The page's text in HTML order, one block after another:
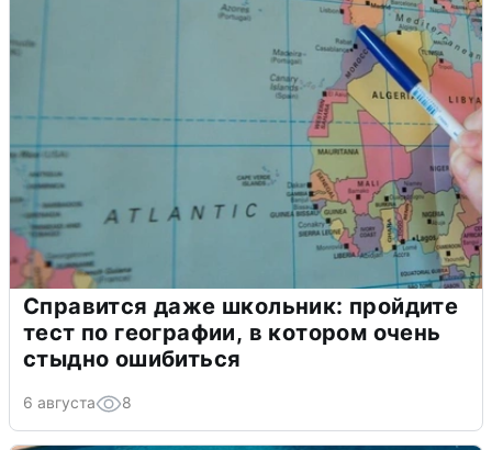
Справится даже школьник: пройдите
тест по географии, в котором очень
стыдно ошибиться
6 августа 8